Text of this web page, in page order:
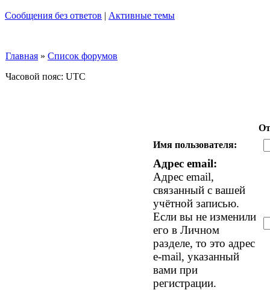
Сообщения без ответов | Активные темы
Главная » Список форумов
Часовой пояс: UTC
Имя пользователя:
Адрес email:
Адрес email,
связанный с вашей
учётной записью.
Если вы не изменили
его в Личном
разделе, то это адрес
e-mail, указанный
вами при
регистрации.